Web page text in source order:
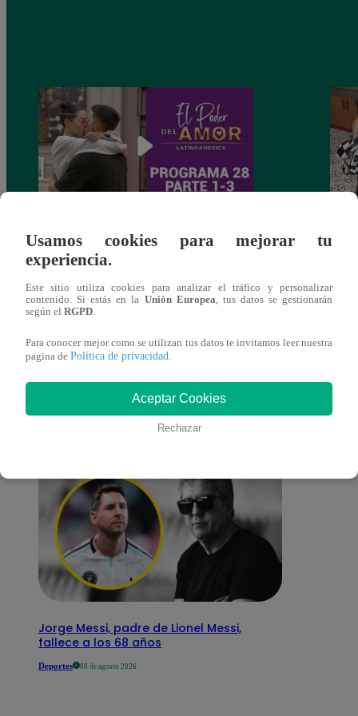
El poder del amor – Domingo 12 de
septiembre del 2021 (1/3)
El
También te puede
interesar
Jorge Messi, padre de Lionel Messi,
fallece a los 68 años
Deportes 08 de agosto 2026
Usamos cookies para mejorar tu
experiencia.
Este sitio utiliza cookies para analizar el tráfico y personalizar
contenido. Si estás en la Unión Europea, tus datos se gestionarán
según el RGPD.
Para conocer mejor como se utilizan tus datos te invitamos leer nuestra
pagina de Política de privacidad.
Aceptar Cookies
Rechazar